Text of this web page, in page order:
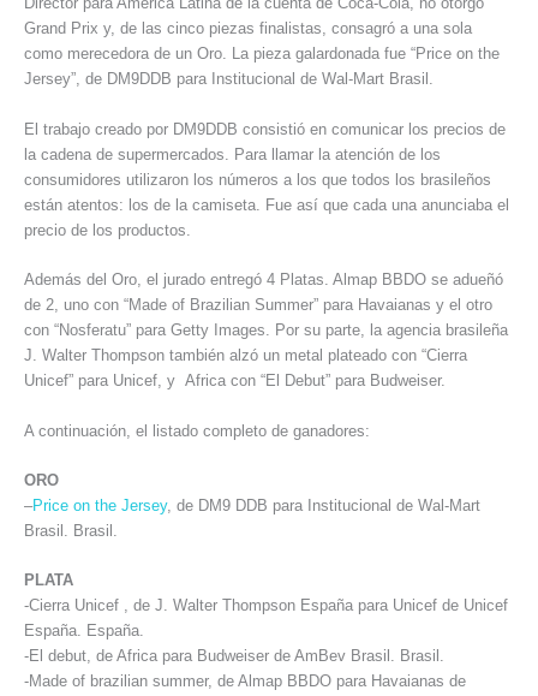
Grand Prix y, de las cinco piezas finalistas, consagró a una sola
como merecedora de un Oro. La pieza galardonada fue “Price on the
Jersey”, de DM9DDB para Institucional de Wal-Mart Brasil.
El trabajo creado por DM9DDB consistió en comunicar los precios de
la cadena de supermercados. Para llamar la atención de los
consumidores utilizaron los números a los que todos los brasileños
están atentos: los de la camiseta. Fue así que cada una anunciaba el
precio de los productos.
Además del Oro, el jurado entregó 4 Platas. Almap BBDO se adueñó
de 2, uno con “Made of Brazilian Summer” para Havaianas y el otro
con “Nosferatu” para Getty Images. Por su parte, la agencia brasileña
J. Walter Thompson también alzó un metal plateado con “Cierra
Unicef” para Unicef, y Africa con “El Debut” para Budweiser.
A continuación, el listado completo de ganadores:
ORO
–Price on the Jersey, de DM9 DDB para Institucional de Wal-Mart
Brasil. Brasil.
PLATA
-Cierra Unicef , de J. Walter Thompson España para Unicef de Unicef
España. España.
-El debut, de Africa para Budweiser de AmBev Brasil. Brasil.
-Made of brazilian summer, de Almap BBDO para Havaianas de